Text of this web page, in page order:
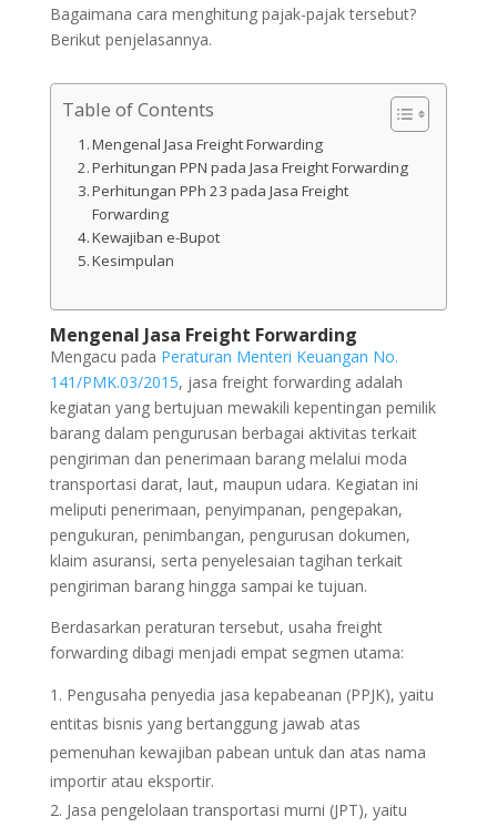
Bagaimana cara menghitung pajak-pajak tersebut?
Berikut penjelasannya.
Table of Contents
Mengenal Jasa Freight Forwarding
Perhitungan PPN pada Jasa Freight Forwarding
Perhitungan PPh 23 pada Jasa Freight
Forwarding
Kewajiban e-Bupot
Kesimpulan
Mengenal Jasa Freight Forwarding
Mengacu pada Peraturan Menteri Keuangan No.
141/PMK.03/2015, jasa freight forwarding adalah
kegiatan yang bertujuan mewakili kepentingan pemilik
barang dalam pengurusan berbagai aktivitas terkait
pengiriman dan penerimaan barang melalui moda
transportasi darat, laut, maupun udara. Kegiatan ini
meliputi penerimaan, penyimpanan, pengepakan,
pengukuran, penimbangan, pengurusan dokumen,
klaim asuransi, serta penyelesaian tagihan terkait
pengiriman barang hingga sampai ke tujuan.
Berdasarkan peraturan tersebut, usaha freight
forwarding dibagi menjadi empat segmen utama:
Pengusaha penyedia jasa kepabeanan (PPJK), yaitu
entitas bisnis yang bertanggung jawab atas
pemenuhan kewajiban pabean untuk dan atas nama
importir atau eksportir.
Jasa pengelolaan transportasi murni (JPT), yaitu